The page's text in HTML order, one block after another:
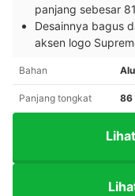
panjang sebesar
Desainnya bagus
aksen logo
Bahan
Panjang tongkat 86